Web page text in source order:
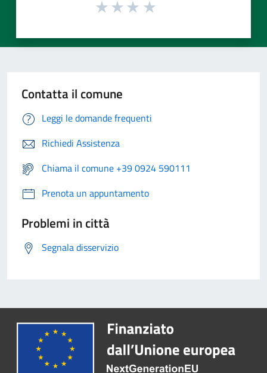
Contatta il comune
Leggi le domande frequenti
Richiedi Assistenza
Chiama il comune +39 0924 590111
Prenota un appuntamento
Problemi in città
Segnala disservizio